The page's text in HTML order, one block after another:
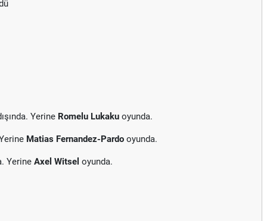
Yerine Romelu Lukaku oyunda.
Matias Fernandez-Pardo oyunda.
Yerine Axel Witsel oyunda.